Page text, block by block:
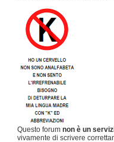
Questo forum non è un
vivamente di scrivere